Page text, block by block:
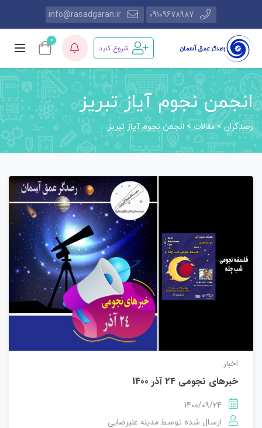
09109678987
info@rasadgaran.ir
شروع کنید
0
انجمن نجوم آیاز تبریز
رصدگران>مقالات> انجمن نجوم آیاز تبریز
اخبار
خبرهای نجومی 24 آذر 1400
1400/09/24
ارسال شده توسط مدینه علیرضایی